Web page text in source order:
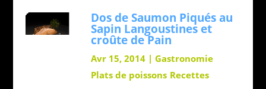
Dos de Saumon Piqués au
Sapin Langoustines et
croûte de Pain
Avr 15, 2014 |Gastronomie
Plats de poissons Recettes